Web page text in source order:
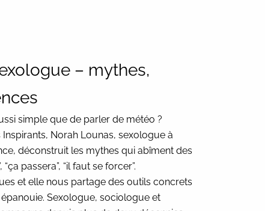
– mythes,
simple que de parler de météo ?
Norah Lounas, sexologue à
déconstruit les mythes qui abîment des
“ça passera”, “il faut se forcer”.
et elle nous partage des outils concrets
Sexologue, sociologue et